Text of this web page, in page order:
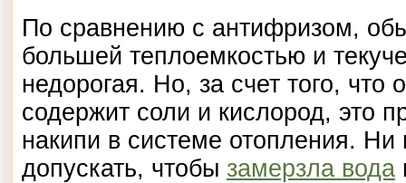
По сравнению с антифризом,
большей теплоемкостью и
недорогая. Но, за счет того, что
содержит соли и кислород, это
накипи в системе отопления. Ни
допускать, чтобы замерзла вода